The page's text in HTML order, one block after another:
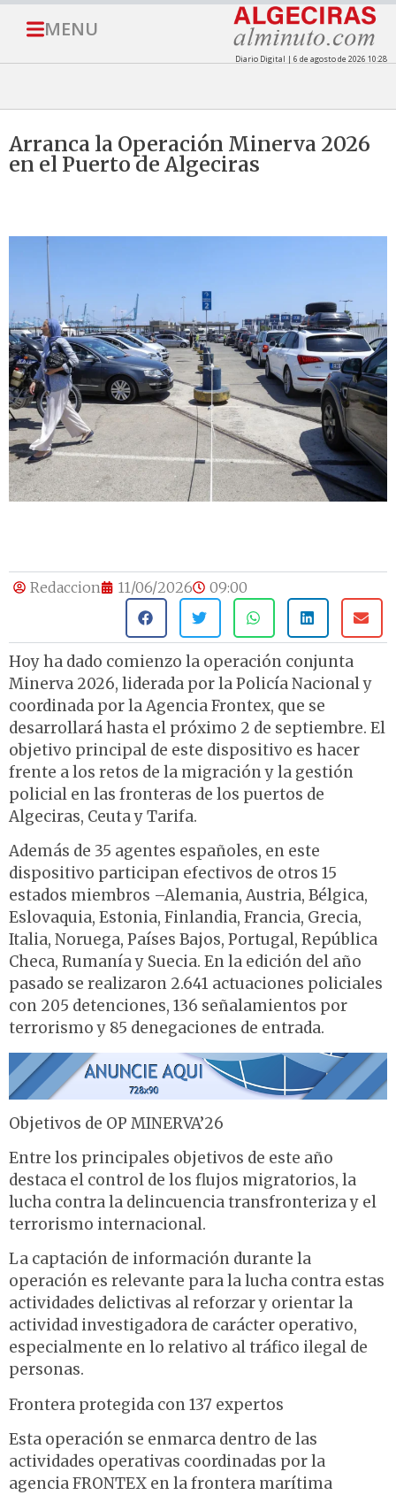
MENU
Diario Digital | 6 de agosto de 2026 10:28
Arranca la Operación Minerva 2026
en el Puerto de Algeciras
Redaccion 11/06/2026 09:00
Hoy ha dado comienzo la operación conjunta
Minerva 2026, liderada por la Policía Nacional y
coordinada por la Agencia Frontex, que se
desarrollará hasta el próximo 2 de septiembre. El
objetivo principal de este dispositivo es hacer
frente a los retos de la migración y la gestión
policial en las fronteras de los puertos de
Algeciras, Ceuta y Tarifa.
Además de 35 agentes españoles, en este
dispositivo participan efectivos de otros 15
estados miembros –Alemania, Austria, Bélgica,
Eslovaquia, Estonia, Finlandia, Francia, Grecia,
Italia, Noruega, Países Bajos, Portugal, República
Checa, Rumanía y Suecia. En la edición del año
pasado se realizaron 2.641 actuaciones policiales
con 205 detenciones, 136 señalamientos por
terrorismo y 85 denegaciones de entrada.
Objetivos de OP MINERVA’26
Entre los principales objetivos de este año
destaca el control de los flujos migratorios, la
lucha contra la delincuencia transfronteriza y el
terrorismo internacional.
La captación de información durante la
operación es relevante para la lucha contra estas
actividades delictivas al reforzar y orientar la
actividad investigadora de carácter operativo,
especialmente en lo relativo al tráfico ilegal de
personas.
Frontera protegida con 137 expertos
Esta operación se enmarca dentro de las
actividades operativas coordinadas por la
agencia FRONTEX en la frontera marítima